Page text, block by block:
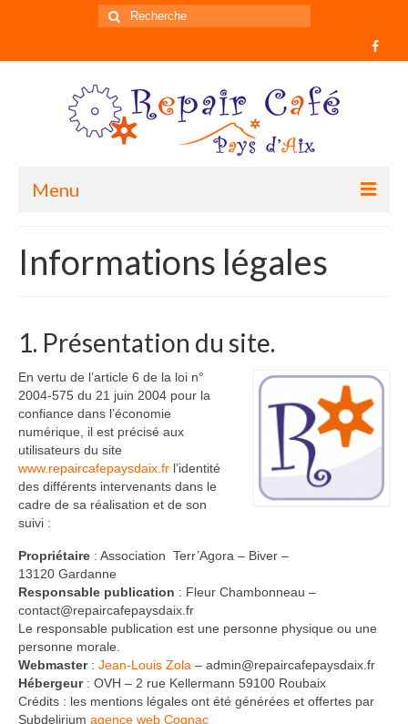
Rechercher
:
Menu
Informations
Qui sommes nous ?
Comment participer ?
Notre joyeuse équipe
Palmarès des objets réparés
La Charte
Blog
Agenda
Contact
Informations légales
1. Présentation du site.
En vertu de l’article 6 de la loi n°
2004-575 du 21 juin 2004 pour la
confiance dans l’économie
numérique, il est précisé aux
utilisateurs du site
www.repaircafepaysdaix.fr l’identité
des différents intervenants dans le
cadre de sa réalisation et de son
suivi :
Propriétaire : Association Terr’Agora – Biver –
13120 Gardanne
Responsable publication : Fleur Chambonneau –
contact@repaircafepaysdaix.fr
Le responsable publication est une personne physique ou une
personne morale.
Webmaster: Jean-Louis Zola – admin@repaircafepaysdaix.fr
Hébergeur: OVH – 2 rue Kellermann 59100 Roubaix
Crédits : les mentions légales ont été générées et offertes par
Subdelirium agence web Cognac